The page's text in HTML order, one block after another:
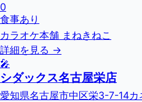
0
食事あり
カラオケ本舗 まねきねこ
詳細を見る →
🎤
シダックス名古屋栄店
愛知県名古屋市中区栄3-7-14カ